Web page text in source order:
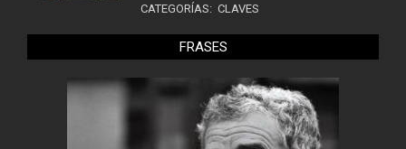
CATEGORÍAS: CLAVES
FRASES